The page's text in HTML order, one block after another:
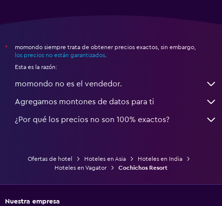
*
momondo siempre trata de obtener precios exactos, sin embargo,
los precios no están garantizados
Esta es la razón:
momondo no es el vendedor.
Agregamos montones de datos para ti
¿Por qué los precios no son 100% exactos?
Ofertas de hotel Hoteles en Asia
Hoteles en India
Hoteles en Vagator
Cochichos Resort
Nuestra empresa